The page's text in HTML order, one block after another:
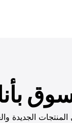
الجديدة